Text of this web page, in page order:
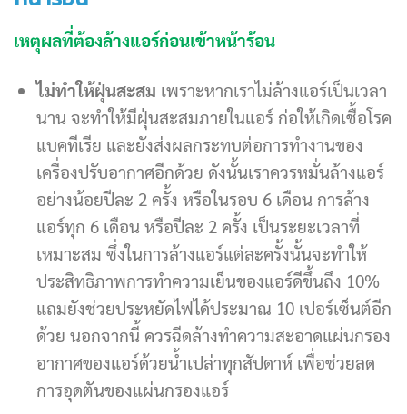
เหตุผลที่ต้องล้างแอร์ก่อนเข้าหน้าร้อน
ไม่ทำให้ฝุ่นสะสม เพราะหากเราไม่ล้างแอร์เป็นเวลา
นาน จะทำให้มีฝุ่นสะสมภายในแอร์ ก่อให้เกิดเชื้อโรค
แบคทีเรีย และยังส่งผลกระทบต่อการทำงานของ
เครื่องปรับอากาศอีกด้วย ดังนั้นเราควรหมั่นล้างแอร์
อย่างน้อยปีละ 2 ครั้ง หรือในรอบ 6 เดือน การล้าง
แอร์ทุก 6 เดือน หรือปีละ 2 ครั้ง เป็นระยะเวลาที่
เหมาะสม ซึ่งในการล้างแอร์แต่ละครั้งนั้นจะทำให้
ประสิทธิภาพการทำความเย็นของแอร์ดีขึ้นถึง 10%
แถมยังช่วยประหยัดไฟได้ประมาณ 10 เปอร์เซ็นต์อีก
ด้วย นอกจากนี้ ควรฉีดล้างทำความสะอาดแผ่นกรอง
อากาศของแอร์ด้วยน้ำเปล่าทุกสัปดาห์ เพื่อช่วยลด
การอุดตันของแผ่นกรองแอร์